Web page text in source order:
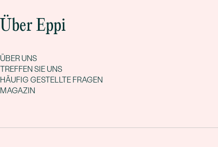
Über Eppi
ÜBER UNS
TREFFEN SIE UNS
HÄUFIG GESTELLTE FRAGEN
MAGAZIN